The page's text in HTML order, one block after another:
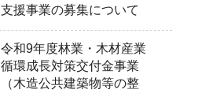
支援事業の募集について
令和9年度林業・木材産業
循環成長対策交付金事業
（木造公共建築物等の整